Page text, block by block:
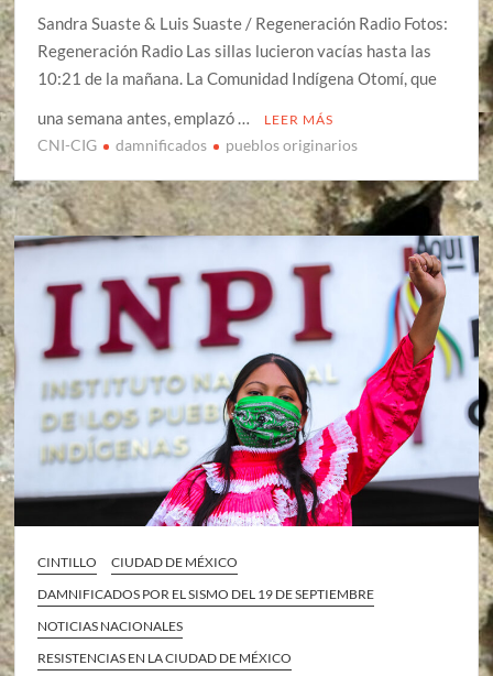
Sandra Suaste & Luis Suaste / Regeneración Radio Fotos:
Regeneración Radio Las sillas lucieron vacías hasta las
10:21 de la mañana. La Comunidad Indígena Otomí, que
una semana antes, emplazó …
LEER MÁS
CNI-CIG damnificados pueblos originarios
CINTILLO
CIUDAD DE MÉXICO
DAMNIFICADOS POR EL SISMO DEL 19 DE SEPTIEMBRE
NOTICIAS NACIONALES
RESISTENCIAS EN LA CIUDAD DE MÉXICO